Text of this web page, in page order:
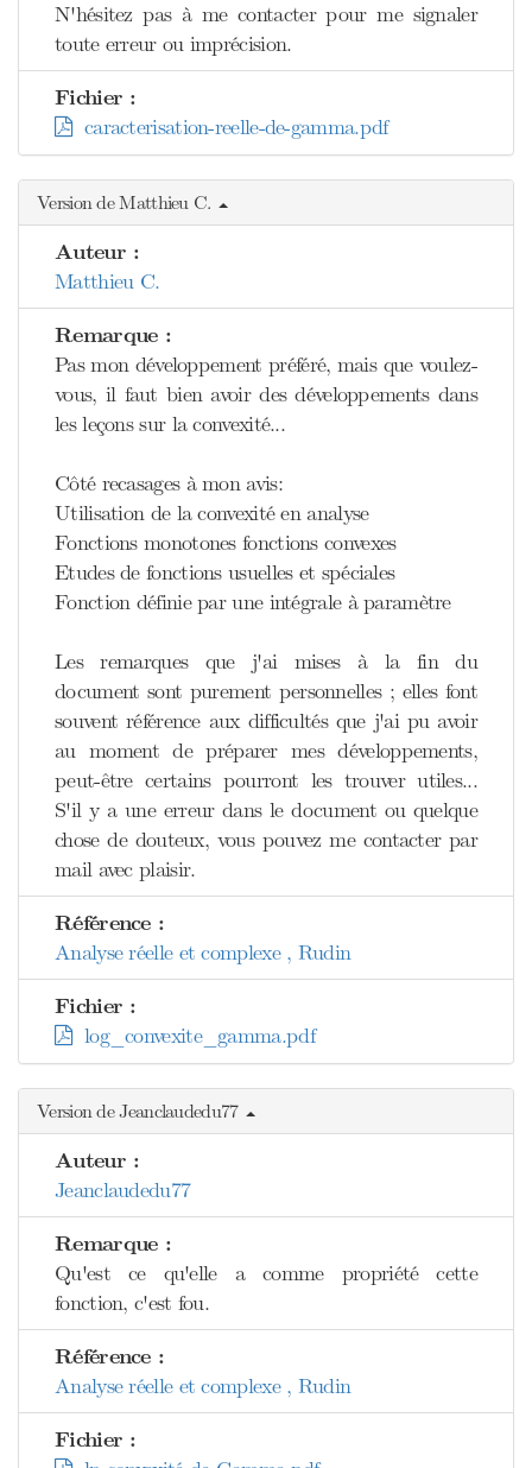
N'hésitez pas à me contacter pour me signaler
toute erreur ou imprécision.
Fichier :
caracterisation-reelle-de-gamma.pdf
Version de Matthieu C.
Auteur :
Matthieu C.
Remarque :
Pas mon développement préféré, mais que voulez-
vous, il faut bien avoir des développements dans
les leçons sur la convexité...
Côté recasages à mon avis:
Utilisation de la convexité en analyse
Fonctions monotones fonctions convexes
Etudes de fonctions usuelles et spéciales
Fonction définie par une intégrale à paramètre
Les remarques que j'ai mises à la fin du
document sont purement personnelles ; elles font
souvent référence aux difficultés que j'ai pu avoir
au moment de préparer mes développements,
peut-être certains pourront les trouver utiles...
S'il y a une erreur dans le document ou quelque
chose de douteux, vous pouvez me contacter par
mail avec plaisir.
Référence :
Analyse réelle et complexe , Rudin
Fichier :
log_convexite_gamma.pdf
Version de Jeanclaudedu77
Auteur :
Jeanclaudedu77
Remarque :
Qu'est ce qu'elle a comme propriété cette
fonction, c'est fou.
Référence :
Analyse réelle et complexe , Rudin
Fichier :